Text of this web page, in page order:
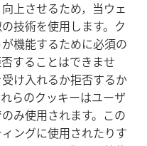
上させるため，当ウェ
技術を使用します。ク
機能するために必須の
することはできませ
け入れるか拒否するか
らのクッキーはユーザ
み使用されます。この
ングに使用されたりす